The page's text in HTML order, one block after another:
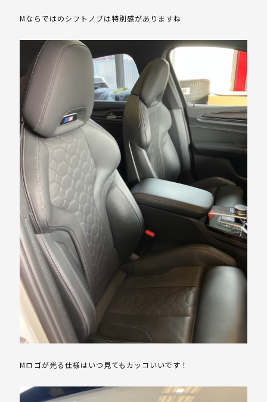
Mならではのシフトノブは特別感がありますね
Mロゴが光る仕様はいつ見てもカッコいいです！